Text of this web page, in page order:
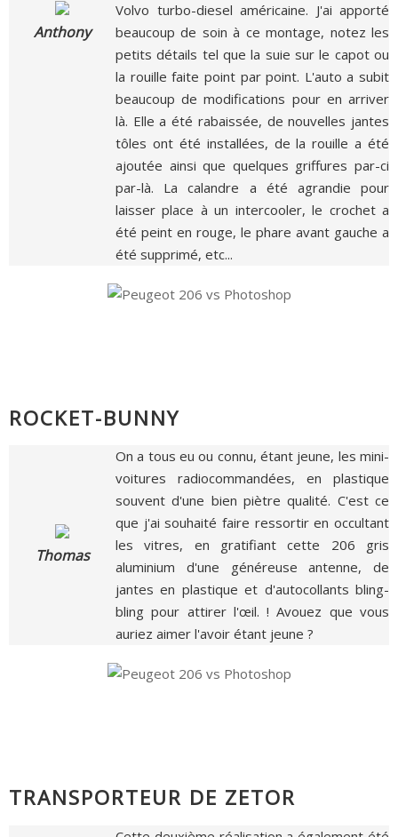
Anthony
Volvo turbo-diesel américaine. J'ai apporté
beaucoup de soin à ce montage, notez les
petits détails tel que la suie sur le capot ou
la rouille faite point par point. L'auto a subit
beaucoup de modifications pour en arriver
là. Elle a été rabaissée, de nouvelles jantes
tôles ont été installées, de la rouille a été
ajoutée ainsi que quelques griffures par-ci
par-là. La calandre a été agrandie pour
laisser place à un intercooler, le crochet a
été peint en rouge, le phare avant gauche a
été supprimé, etc...
ROCKET-BUNNY
Thomas
On a tous eu ou connu, étant jeune, les mini-
voitures radiocommandées, en plastique
souvent d'une bien piètre qualité. C'est ce
que j'ai souhaité faire ressortir en occultant
les vitres, en gratifiant cette 206 gris
aluminium d'une généreuse antenne, de
jantes en plastique et d'autocollants bling-
bling pour attirer l'œil. ! Avouez que vous
auriez aimer l'avoir étant jeune ?
TRANSPORTEUR DE ZETOR